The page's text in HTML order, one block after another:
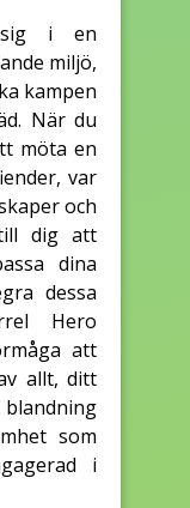
sig i en
miljö,
kampen
När du
möta en
var
och
dig att
dina
dessa
Hero
att
allt, ditt
som
i